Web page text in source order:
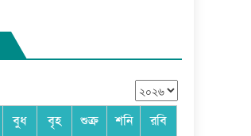
বুধ বৃহ শুক্র শনি রবি